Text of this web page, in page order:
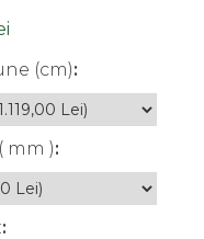
(cm):
mm ):
: